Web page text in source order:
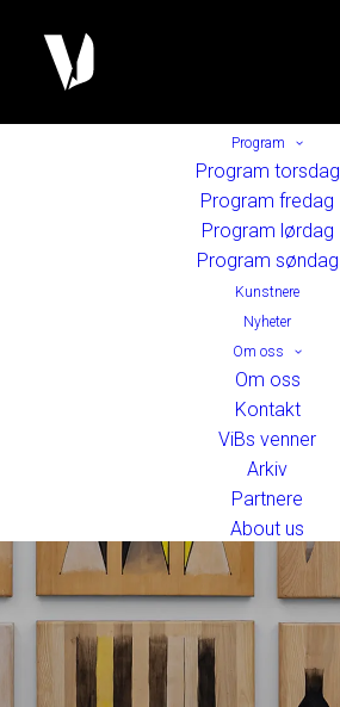
Program
Program torsdag
Program fredag
Program lørdag
Program søndag
Kunstnere
Nyheter
Om oss
Om oss
Kontakt
ViBs venner
Arkiv
Partnere
About us